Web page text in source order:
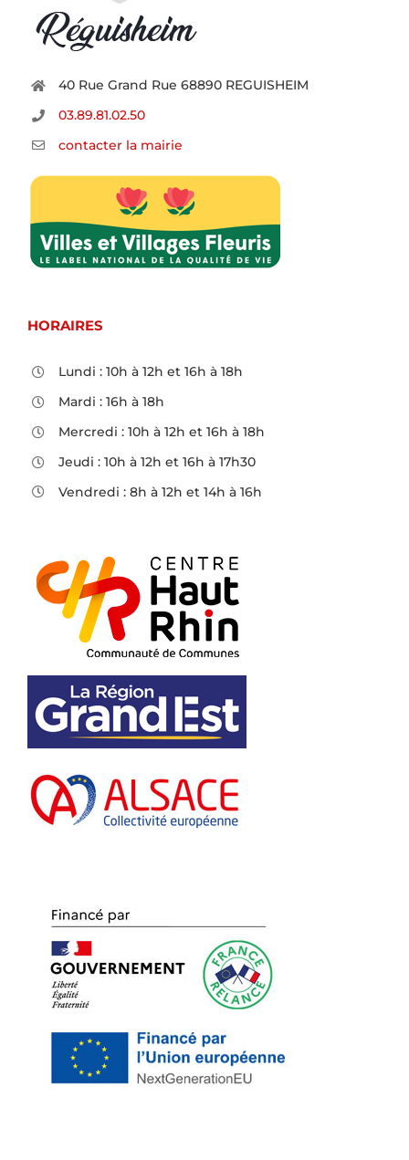
40 Rue Grand Rue 68890 REGUISHEIM
03.89.81.02.50
contacter la mairie
HORAIRES
Lundi : 10h à 12h et 16h à 18h
Mardi : 16h à 18h
Mercredi : 10h à 12h et 16h à 18h
Jeudi : 10h à 12h et 16h à 17h30
Vendredi : 8h à 12h et 14h à 16h